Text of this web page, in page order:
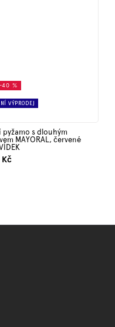
%
VÝPRODEJ
pyžamo s dlouhým
MAYORAL, červené